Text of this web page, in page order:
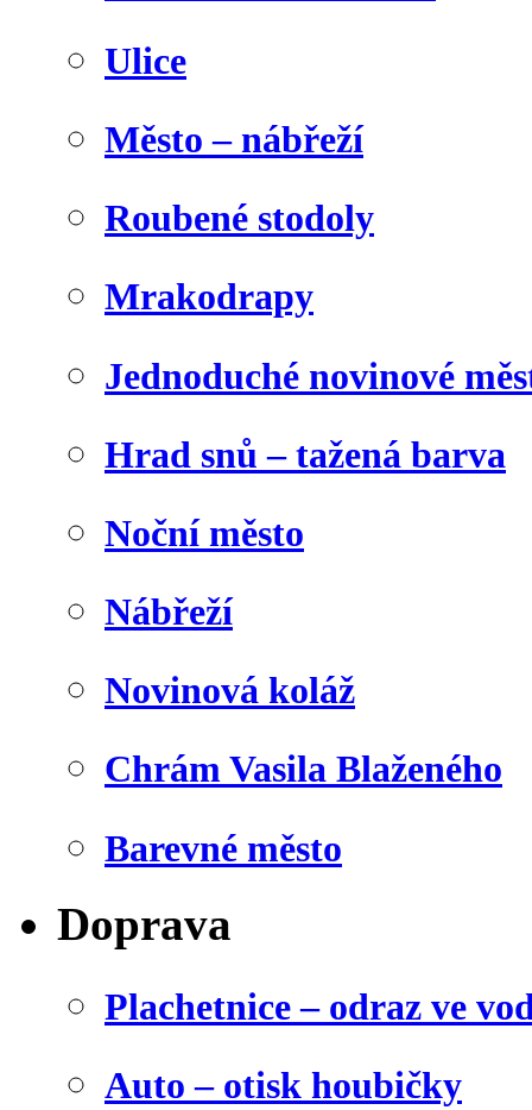
Ulice
Město – nábřeží
Roubené stodoly
Mrakodrapy
Jednoduché novinové
Hrad snů – tažená barva
Noční město
Nábřeží
Novinová koláž
Chrám Vasila Blaženého
Barevné město
Doprava
Plachetnice – odraz ve
Auto – otisk houbičky